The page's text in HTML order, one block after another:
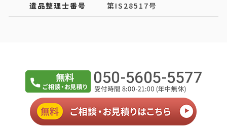
遺品整理士番号 第IS28517号